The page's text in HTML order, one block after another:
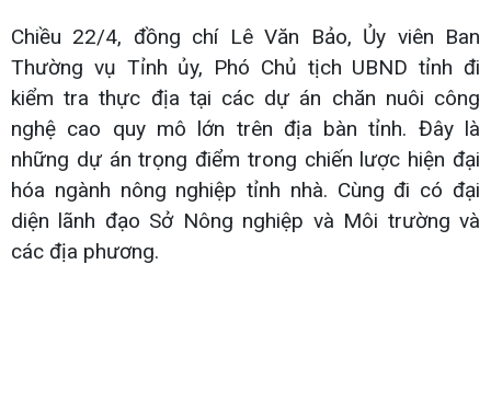
Chiều 22/4, đồng chí Lê Văn Bảo, Ủy viên Ban
Thường vụ Tỉnh ủy, Phó Chủ tịch UBND tỉnh đi
kiểm tra thực địa tại các dự án chăn nuôi công
nghệ cao quy mô lớn trên địa bàn tỉnh. Đây là
những dự án trọng điểm trong chiến lược hiện đại
hóa ngành nông nghiệp tỉnh nhà. Cùng đi có đại
diện lãnh đạo Sở Nông nghiệp và Môi trường và
các địa phương.